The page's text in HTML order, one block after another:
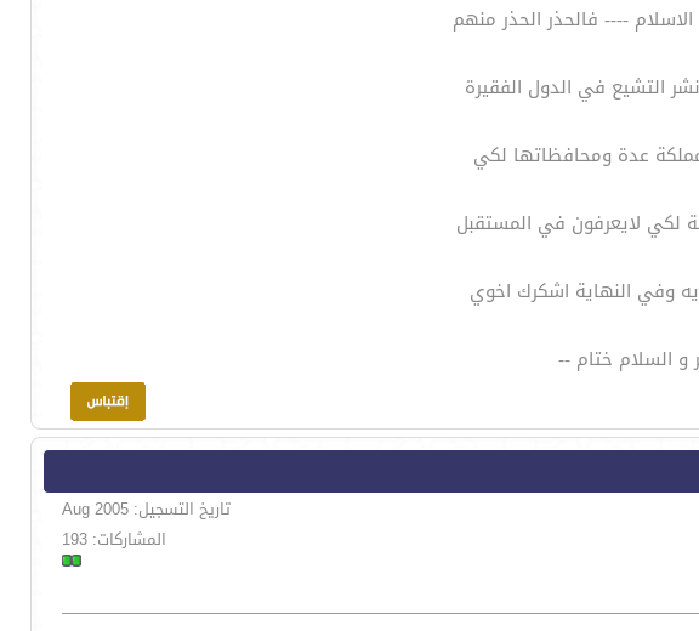
---- فالحذر الحذر منهم
التشيع في الدول الفقيرة
عدة ومحافظاتها لكي
لايعرفون في المستقبل
وفي النهاية اشكرك اخوي
و السلام ختام --
تاريخ التسجيل: Aug 2005
المشاركات: 193